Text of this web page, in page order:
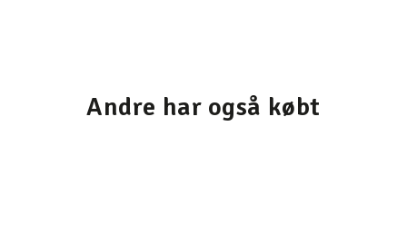
Andre har også købt